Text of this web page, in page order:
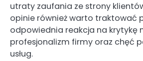
utraty zaufania ze strony
opinie również warto traktować
odpowiednia reakcja na krytykę
profesjonalizm firmy oraz chęć
usług.